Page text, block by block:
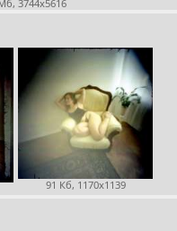
3744x5616
91 Кб, 1170x1139